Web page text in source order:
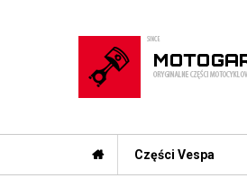
Części Vespa